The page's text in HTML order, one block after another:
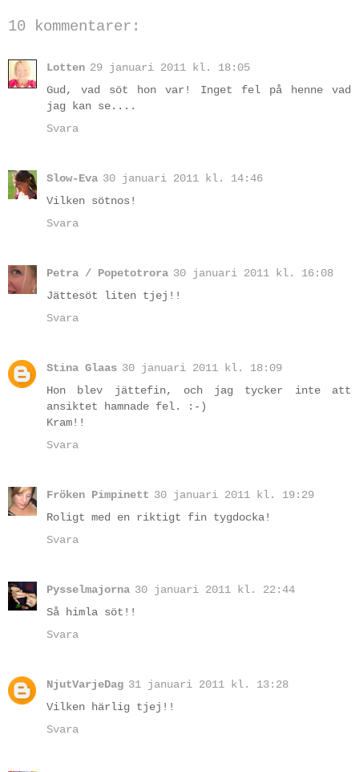
10 kommentarer:
Lotten 29 januari 2011 kl. 18:05
Gud, vad söt hon var! Inget fel på henne vad
jag kan se....
Svara
Slow-Eva 30 januari 2011 kl. 14:46
Vilken sötnos!
Svara
Petra / Popetotrora 30 januari 2011 kl. 16:08
Jättesöt liten tjej!!
Svara
Stina Glaas 30 januari 2011 kl. 18:09
Hon blev jättefin, och jag tycker inte att
ansiktet hamnade fel. :-)
Kram!!
Svara
Fröken Pimpinett 30 januari 2011 kl. 19:29
Roligt med en riktigt fin tygdocka!
Svara
Pysselmajorna 30 januari 2011 kl. 22:44
Så himla söt!!
Svara
NjutVarjeDag 31 januari 2011 kl. 13:28
Vilken härlig tjej!!
Svara